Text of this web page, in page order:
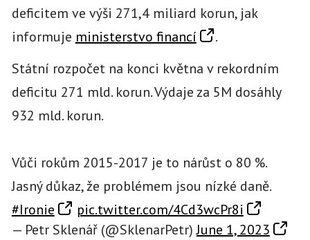
deficitem ve výši 271,4 miliard korun, jak
informuje ministerstvo financí
.
Státní rozpočet na konci května v rekordním
deficitu 271 mld. korun. Výdaje za 5M dosáhly
932 mld. korun.
Vůči rokům 2015-2017 je to nárůst o 80 %.
Jasný důkaz, že problémem jsou nízké daně.
#Ironie
pic.twitter.com/4Cd3wcPr8i
— Petr Sklenář (@SklenarPetr)June 1, 2023